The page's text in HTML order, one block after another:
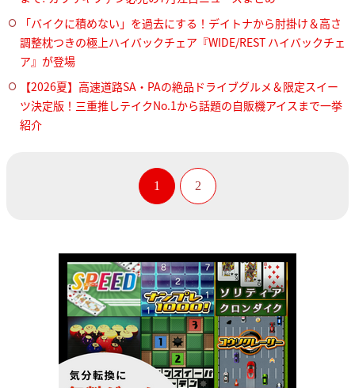
「バイクに積めない」を過去にする！デイトナから肘掛け＆高さ
調整枕つきの極上ハイバックチェア『WIDE/REST ハイバックチェ
ア』が登場
【2026夏】高速道路SA・PAの絶品ドライブグルメ＆限定スイー
ツ決定版！三重推しテイクNo.1から話題の自販機アイスまで一挙
紹介
1 2